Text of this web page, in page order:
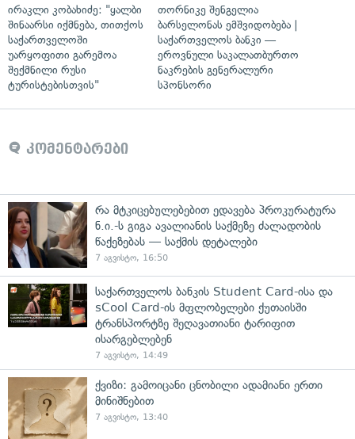
ირაკლი კობახიძე: "ყალბი
შინაარსი იქმნება, თითქოს
საქართველოში
უარყოფითი გარემოა
შექმნილი რუსი
ტურისტებისთვის"
თორნიკე შენგელია
ბარსელონას ემშვიდობება |
საქართველოს ბანკი —
ეროვნული საკალათბურთო
ნაკრების გენერალური
სპონსორი
კომენტარები
რა მტკიცებულებებით ედავება პროკურატურა
ნ.ი.-ს გიგა ავალიანის საქმეზე ძალადობის
წაქეზებას — საქმის დეტალები
7 აგვისტო, 16:50
საქართველოს ბანკის Student Card-ისა და
sCool Card-ის მფლობელები ქუთაისში
ტრანსპორტზე შეღავათიანი ტარიფით
ისარგებლებენ
7 აგვისტო, 14:49
ქვიზი: გამოიცანი ცნობილი ადამიანი ერთი
მინიშნებით
7 აგვისტო, 13:40